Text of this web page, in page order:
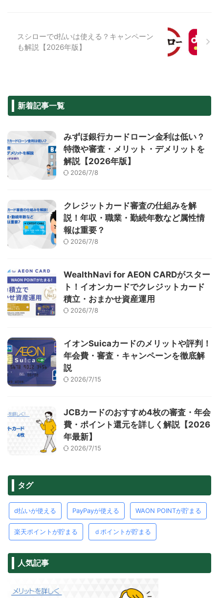
スシローでd払いは使える？キャンペーン
も解説【2026年版】
新着記事一覧
みずほ銀行カードローン金利は低い？
特徴や審査・メリット・デメリットを
解説【2026年版】
2026/7/8
クレジットカード審査の仕組みを解
説！年収・職業・勤続年数など属性情
報は重要？
2026/7/8
WealthNavi for AEON CARDがスター
ト！イオンカードでクレジットカード
積立・おまかせ資産運用
2026/7/8
イオンSuicaカードのメリットや評判！
年会費・審査・キャンペーンを徹底解
説
2026/7/15
JCBカードのおすすめ4枚の審査・年会
費・ポイント還元を詳しく解説【2026
年最新】
2026/7/15
タグ
d払いが使える PayPayが使える WAON POINTが貯まる
楽天ポイントが貯まる ｄポイントが貯まる
人気記事